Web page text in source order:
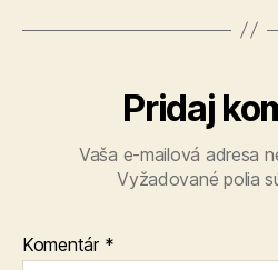
Pridaj
Vaša e-mailová adresa
Vyžadované polia
Komentár *